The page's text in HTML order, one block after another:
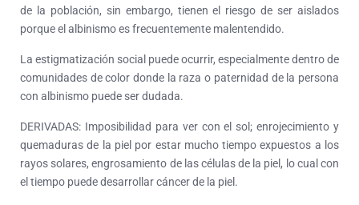
de la población, sin embargo, tienen el riesgo de ser aislados
porque el albinismo es frecuentemente malentendido.
La estigmatización social puede ocurrir, especialmente dentro de
comunidades de color donde la raza o paternidad de la persona
con albinismo puede ser dudada.
DERIVADAS: Imposibilidad para ver con el sol; enrojecimiento y
quemaduras de la piel por estar mucho tiempo expuestos a los
rayos solares, engrosamiento de las células de la piel, lo cual con
el tiempo puede desarrollar cáncer de la piel.